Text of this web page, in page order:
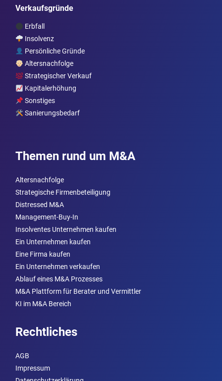
Verkaufsgründe
Erbfall
Insolvenz
Persönliche Gründe
Altersnachfolge
Strategischer Verkauf
Kapitalerhöhung
Sonstiges
Sanierungsbedarf
Themen rund um M&A
Altersnachfolge
Strategische Firmenbeteiligung
Distressed M&A
Management-Buy-In
Insolventes Unternehmen kaufen
Ein Unternehmen kaufen
Eine Firma kaufen
Ein Unternehmen verkaufen
Ablauf eines M&A Prozesses
M&A Plattform für Berater und Vermittler
KI im M&A Bereich
Rechtliches
AGB
Impressum